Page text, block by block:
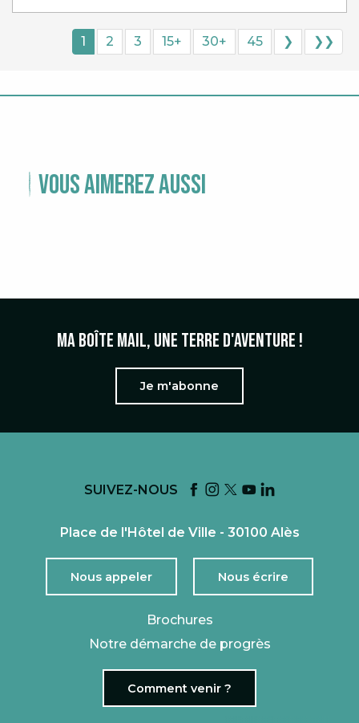
1 2 3 15+ 30+ 45 ❯ ❯❯
Vous aimerez aussi
Ma boîte mail, une terre d'aventure !
Je m'abonne
SUIVEZ-NOUS
Place de l'Hôtel de Ville - 30100 Alès
Nous appeler Nous écrire
Brochures
Notre démarche de progrès
Comment venir ?